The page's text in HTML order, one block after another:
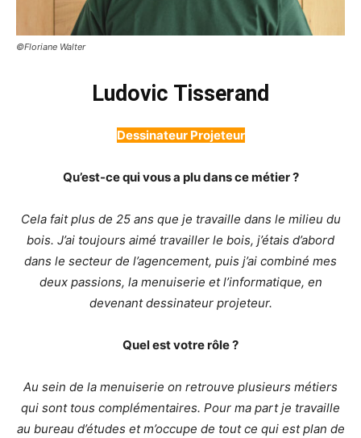
©Floriane Walter
Ludovic Tisserand
Dessinateur Projeteur
Qu’est-ce qui vous a plu dans ce métier ?
Cela fait plus de 25 ans que je travaille dans le milieu du
bois. J’ai toujours aimé travailler le bois, j’étais d’abord
dans le secteur de l’agencement, puis j’ai combiné mes
deux passions, la menuiserie et l’informatique, en
devenant dessinateur projeteur.
Quel est votre rôle ?
Au sein de la menuiserie on retrouve plusieurs métiers
qui sont tous complémentaires. Pour ma part je travaille
au bureau d’études et m’occupe de tout ce qui est plan de